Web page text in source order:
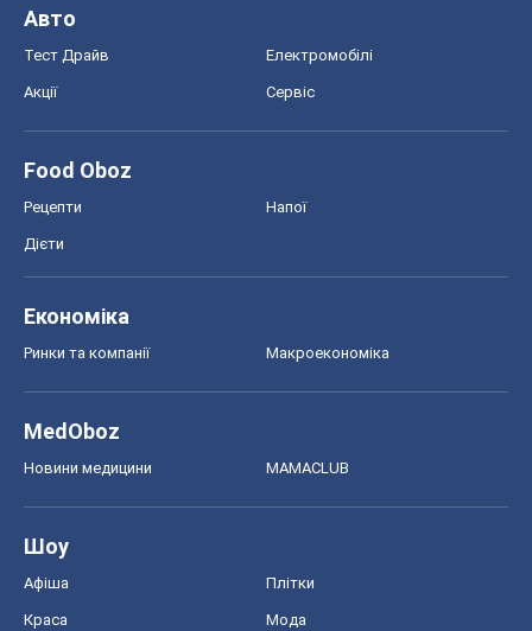
Авто
Тест Драйв Електромобілі
Акції Сервіс
Food Oboz
Рецепти Напої
Дієти
Економіка
Ринки та компанії Макроекономіка
MedOboz
Новини медицини MAMACLUB
Шоу
Афіша Плітки
Краса Мода